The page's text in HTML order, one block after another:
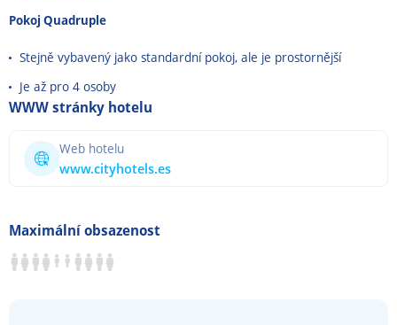
Pokoj Quadruple
Stejně vybavený jako standardní pokoj, ale je prostornější
Je až pro 4 osoby
WWW stránky hotelu
Web hotelu
www.cityhotels.es
Maximální obsazenost